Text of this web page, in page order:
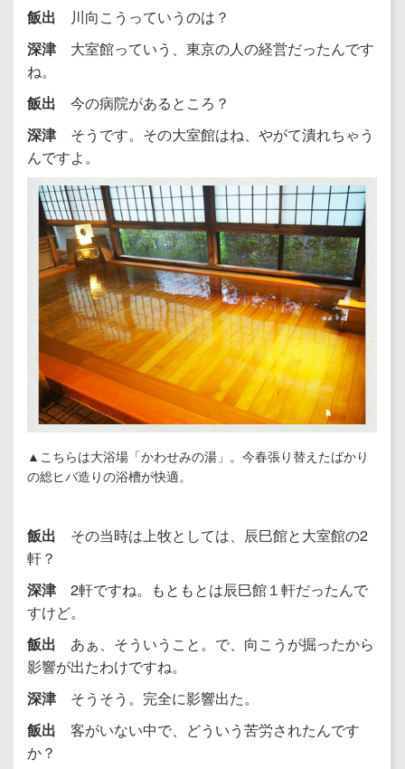
飯出 川向こうっていうのは？
深津 大室館っていう、東京の人の経営だったんです
ね。
飯出 今の病院があるところ？
深津 そうです。その大室館はね、やがて潰れちゃう
んですよ。
▲こちらは大浴場「かわせみの湯」。今春張り替えたばかり
の総ヒバ造りの浴槽が快適。
飯出 その当時は上牧としては、辰巳館と大室館の2
軒？
深津 2軒ですね。もともとは辰巳館１軒だったんで
すけど。
飯出 あぁ、そういうこと。で、向こうが掘ったから
影響が出たわけですね。
深津 そうそう。完全に影響出た。
飯出 客がいない中で、どういう苦労されたんです
か？